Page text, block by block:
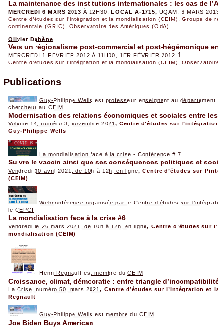
La maintenance des institutions internationales : les cas de
MERCREDI 6 MARS 2013 À 12H30,LOCAL A-1715, UQAM, 6 MARS
Centre d’études sur l’intégration et la mondialisation (CEIM)
,Groupe de
continentale (GRIC)
,Observatoire des Amériques (OdA)
Olivier Dabène
Vers un régionalisme post-commercial et post-hégémonique
MERCREDI 1 FÉVRIER 2012 À 11H00, 1ER FÉVRIER 2012 1
Centre d’études sur l’intégration et la mondialisation (CEIM) ,
Publications
Guy-Philippe Wells est professeur enseignant au département
chercheur au CEIM
Modernisation des relations économiques et sociales entre les
Volume 14, numéro 3, novembre 2021, Centre d’études sur
Guy-Philippe Wells
La mondialisation face à la crise - Conférence # 7
Suivre le vaccin ainsi que ses conséquences politiques et
Vendredi 30 avril 2021, de 10h à 12h, en ligne,Centre d’études sur
(CEIM)
Webconférence organisée par le Centre d’études sur
le CEPCI
La mondialisation face à la crise #6
Vendredi le 26 mars 2021, de 10h à 12h, en ligne, Centre d’études sur
mondialisation (CEIM)
Henri Regnault est membre du CEIM
Croissance, climat, démocratie : entre triangle
La Crise, numéro 50, mars 2021, Centre d’études sur l’intégration et
Regnault
Guy-Philippe Wells est membre du CEIM
Joe Biden Buys American